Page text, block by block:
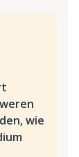
wie